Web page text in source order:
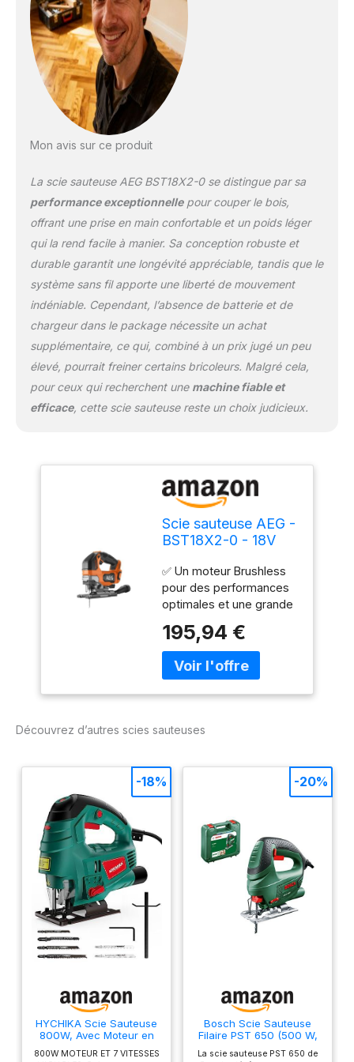
Mon avis sur ce produit
La scie sauteuse AEG BST18X2-0 se distingue par sa
performance exceptionnellepour couper le bois,
offrant une prise en main confortable et un poids léger
qui la rend facile à manier. Sa conception robuste et
durable garantit une longévité appréciable, tandis que le
système sans fil apporte une liberté de mouvement
indéniable. Cependant, l’absence de batterie et de
chargeur dans le package nécessite un achat
supplémentaire, ce qui, combiné à un prix jugé un peu
élevé, pourrait freiner certains bricoleurs. Malgré cela,
pour ceux qui recherchent une machine fiable et
efficace, cette scie sauteuse reste un choix judicieux.
Scie sauteuse AEG -
BST18X2-0 - 18V
bois - sans batterie
ni chargeur
✅ Un moteur Brushless
pour des performances
optimales et une grande
gamme AEG PRO ✅ 4
vitesses disponibles ✅
Changement de lame
195,94 €
Découvrez d’autres scies sauteuses
HYCHIKA Scie Sauteuse
800W, Avec Moteur en
3000SPM Tours par
800W MOTEUR ET 7 VITESSES
-18%
Bosch Scie Sauteuse
Filaire PST 650 (500 W,
Rangement et 1 Lame de
La scie sauteuse PST 650 de
-20%